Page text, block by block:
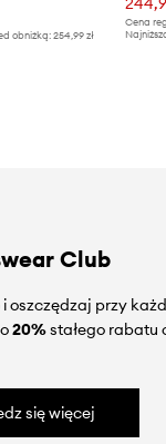
obniżką: 254,99 zł
Cena
Club
i oszczędzaj przy
20%stałego rabatu
się więcej